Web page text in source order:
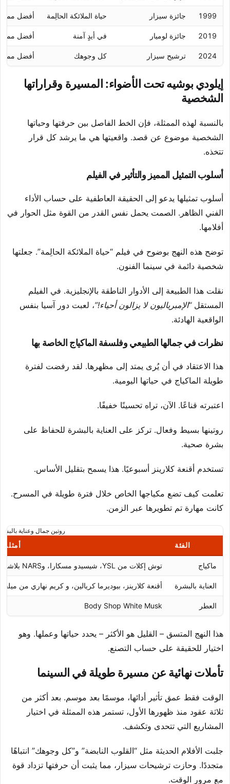
1999 جائزة سيزار حياة الملائكة الحالِمة أفضل
2019 جائزة لوميار في أيدٍ آمنة أفضل
2024 ترشيح سيزار كل وجوهك أفضل
إيلودي بوشيه تحت الأضواء: المسيرة وقراراتها
الشخصية
بالنسبة لهذه الممثلة، فإن الخط الفاصل بين حرفتها وحياتها
الشخصية موضوع عن قصد. واقعيتها هي ما يرشد كل قرار
تتخذه.
أسلوب التمثيل المميز والتأثير في الفيلم
أسلوب تمثيلها يدعو إلى الحقيقة العاطفية على حساب الأداء
الفني الظاهر. الصمت يحمل نفس القدر من القوة مثل الحوار في
أفلامها.
توضح هذه النهج بوضوح في فيلم “حياة الملائكة الحالِمة”. جعلتها
شخصية دائمة في سينما الفنون.
نقلت هذا الطبيعة إلى الأدوار الناطقة بالإنجليزية. في الفيلم
المستقل“الإمبرياليون لا يزالون أحياء!”، لعبت دور آسيا بنفس
الواقعية الهادئة.
نظرات في جمالها الطبيعي وفلسفة الماكياج الخاصة بها
هذا الاعتقاد في أن يُرى يمتد إلى مظهرها. لقد رفضت لفترة
طويلة الماكياج في حياتها اليومية.
اعتبرته قناعًا. الآن، تراه تحسينًا خفيفًا.
روتينها بسيط وفعال. تركز على العناية بالبشرة للحفاظ على
بشرة صحية.
تستخدم أقنعة كلارينز أسبوعيًا. هذا يسمح بتقليل الأساس.
تعلمت كيف تضع مكياجها الخاص خلال فترة طويلة في المسرح.
كانت مهارة تم تطويرها عبر الزمن.
روتين جمال وعناية
الفئة أمثلة
ماكياج توش إكلات من YSL، شيسيدو مسكارا، وNARS بلاشر بلون “أورغازم”
العناية بالبشرة أقنعة كلارينز، بيوديرما كريالين، و كريم نهاري من
العطر Body Shop White Musk
هذا النهج المتسق – القليل هو الأكثر – يحدد حياتها وعملها. وهو
اختيار للحقيقة على حساب التصنع.
تأملات نهائية عن مسيرة طويلة في السينما
الوقت فقط عمق تأثير أدائها، موسمًا بعد موسم. بعد أكثر من
ثلاثة عقود منذ ظهورها الأول، تستمر هذه الممثلة في اختيار
المشاريع التي تتحدى وتكشف.
جلبت الأفلام الحديثة مثل “القلوب النابضة” و”كل وجوهك” انتباهًا
متجددًا. وحازت ترشيحات سيزار، مما يثبت أن حرفتها تزداد قوة
مع مرور الوقت.